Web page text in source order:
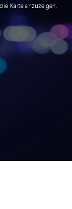
Karte anzuzeigen.